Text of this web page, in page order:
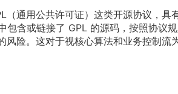
（通用公共许可证）这类开源协议，具
含或链接了 GPL 的源码，按照协议
险。这对于视核心算法和业务控制流